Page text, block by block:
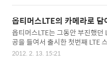
중 아주 특이한 시계를 발견하고
도쿄플래시 손목시계 기억하시나
문한 시계를 받고선 약간의 문제
품에 문제가 있는것은 아니고요...
에 많은 기대를 했지만 초기 생산
함이 제기되어 전량 회수 조치된
되었지만 실수는 성공의 어머니
해결하고 다시 당당하게 출시된
개해 드리겠습니다. 옵티머스Q2
스Q와는 전혀 다른 디자인으로 태
옵티머스LTE의 카메라로
마을,인사동 및 청계천 등축제
옵티머스LTE는 그동안 부진했던
공을 들여서 출시한 첫번째 LTE
사 제품과 비교해 보아도 손색이
2012. 2. 13. 15:21